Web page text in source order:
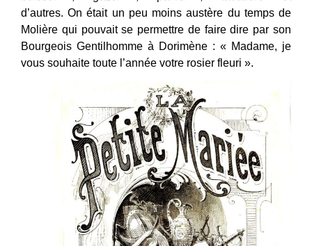
d’autres. On était un peu moins austère du temps de
Molière qui pouvait se permettre de faire dire par son
Bourgeois Gentilhomme à Dorimène : « Madame, je
vous souhaite toute l’année votre rosier fleuri ».